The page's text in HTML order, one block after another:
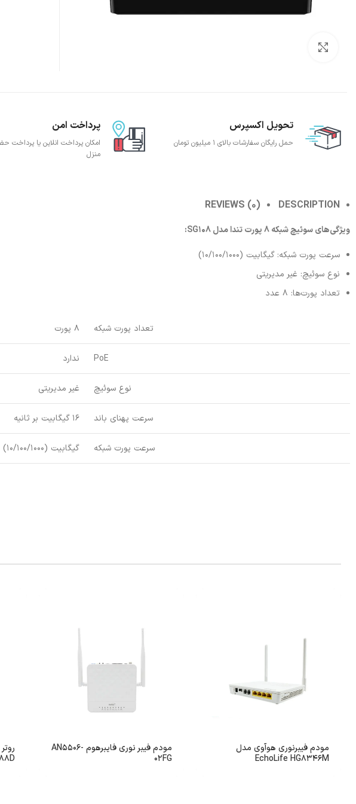
تحویل اکسپرس
حمل رایگان سفارشات بالای 1 میلیون تومان
پرداخت امن
امکان پرداخت انلاین یا پرداخت
منزل
DESCRIPTION
REVIEWS (0)
ویژگی‌های سوئیچ شبکه 8 پورت تندا مدل SG108:
سرعت پورت شبکه: گیگابیت (10/100/1000)
نوع سوئیچ: غیر مدیریتی
تعداد پورت‌ها: 8 عدد
تعداد پورت شبکه 8 پورت
PoE ندارد
نوع سوئیچ غیر مدیریتی
سرعت پهنای باند 16 گیگابیت بر ثانیه
سرعت پورت شبکه گیگابیت (10/100/1000)
مودم فیبرنوری هوآوی مدل
EchoLife HG8346M
مودم فیبر نوری فایبرهوم AN5506-
02FG